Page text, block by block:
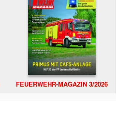
FEUERWEHR-MAGAZIN 3/2026